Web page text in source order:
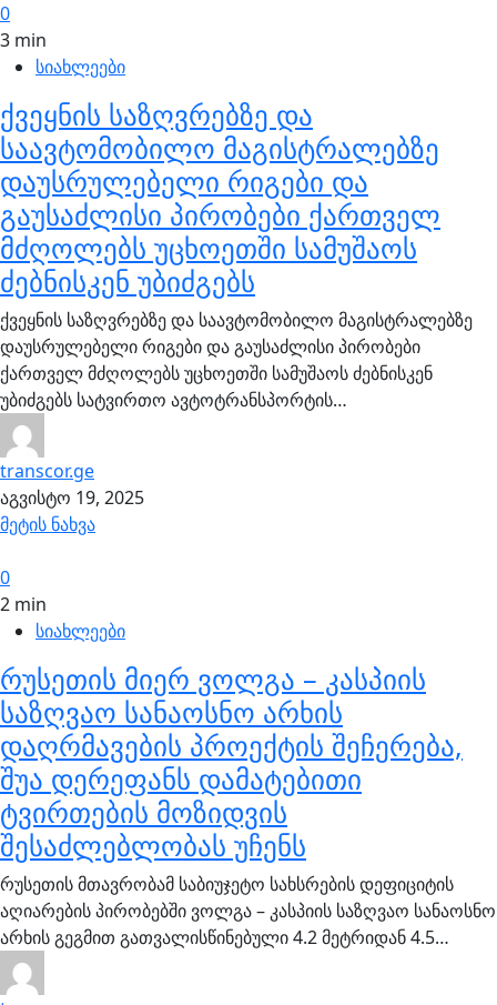
0
3 min
სიახლეები
ქვეყნის საზღვრებზე და
საავტომობილო მაგისტრალებზე
დაუსრულებელი რიგები და
გაუსაძლისი პირობები ქართველ
მძღოლებს უცხოეთში სამუშაოს
ძებნისკენ უბიძგებს
ქვეყნის საზღვრებზე და საავტომობილო მაგისტრალებზე
დაუსრულებელი რიგები და გაუსაძლისი პირობები
ქართველ მძღოლებს უცხოეთში სამუშაოს ძებნისკენ
უბიძგებს სატვირთო ავტოტრანსპორტის…
transcor.ge
აგვისტო 19, 2025
მეტის ნახვა
0
2 min
სიახლეები
რუსეთის მიერ ვოლგა – კასპიის
საზღვაო სანაოსნო არხის
დაღრმავების პროექტის შეჩერება,
შუა დერეფანს დამატებითი
ტვირთების მოზიდვის
შესაძლებლობას უჩენს
რუსეთის მთავრობამ საბიუჯეტო სახსრების დეფიციტის
აღიარების პირობებში ვოლგა – კასპიის საზღვაო სანაოსნო
არხის გეგმით გათვალისწინებული 4.2 მეტრიდან 4.5…